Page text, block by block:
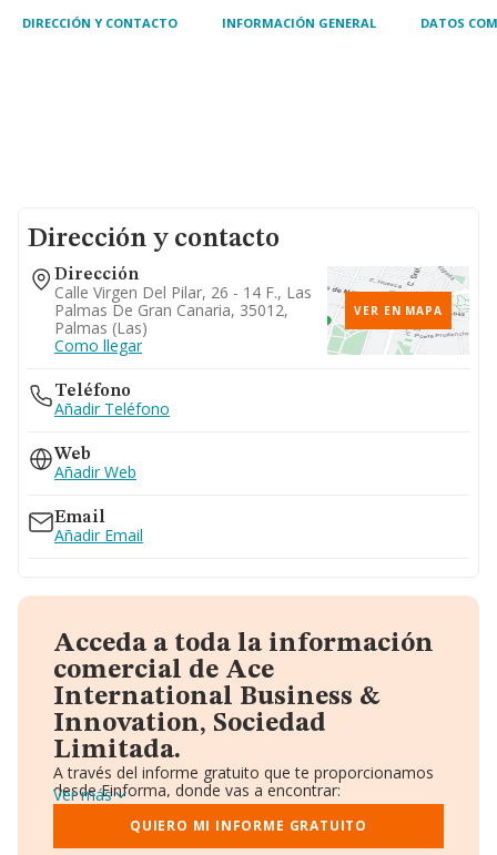
DIRECCIÓN Y CONTACTO INFORMACIÓN GENERAL DATOS
Dirección y contacto
Dirección
Calle Virgen Del Pilar, 26 - 14 F., Las
Palmas De Gran Canaria, 35012,
Palmas (las)
Como llegar
VER EN MAPA
Teléfono
Añadir Teléfono
Web
Añadir Web
Email
Añadir Email
Acceda a toda la información
comercial de Ace
International Business &
Innovation, Sociedad
Limitada.
A través del informe gratuito que te proporcionamos
desde Einforma, donde vas a encontrar:
Datos identificativos: Denominación, CIF,
Teléfono, Domicilio.
Informe Mercantil Completo (BORME).
Ver más
QUIERO MI INFORME GRATUITO